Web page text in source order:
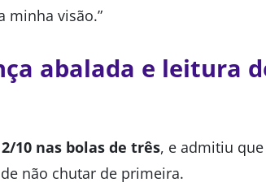
minha visão.”
abalada e leitura
2/10 nas bolas de três, e admitiu
não chutar de primeira.